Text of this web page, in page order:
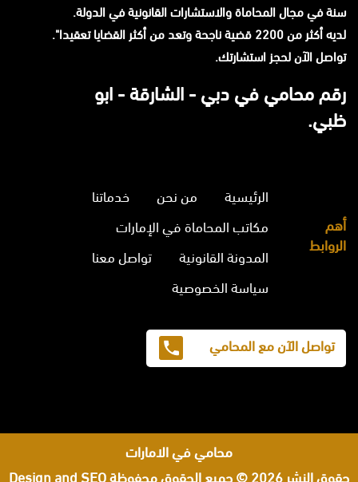
سنة في مجال المحاماة والاستشارات القانونية في الدولة.
لديه أكثر من 2200 قضية ناجحة وتعد من أكثر القضايا تعقيدا".
تواصل الآن لحجز استشارتك.
رقم محامي في دبي - الشارقة - ابو
ظبي.
أهم
الروابط
الرئيسية من نحن
خدماتنا
مكاتب المحاماة في الإمارات
المدونة القانونية
تواصل معنا
سياسة الخصوصية
تواصل الآن مع المحامي
محامي في الامارات
حقوق النشر 2026 © جميع الحقوق محفوظة
Design and SEO